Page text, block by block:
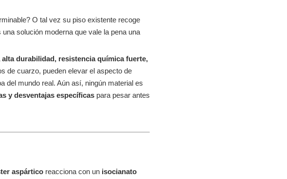
O tal vez su piso existente recoge
una solución moderna que vale la pena una
alta durabilidad, resistencia química fuerte,
de cuarzo, pueden elevar el aspecto de
del mundo real. Aún así, ningún material es
y desventajas específicas para pesar antes
aspártico reacciona con un isocianato